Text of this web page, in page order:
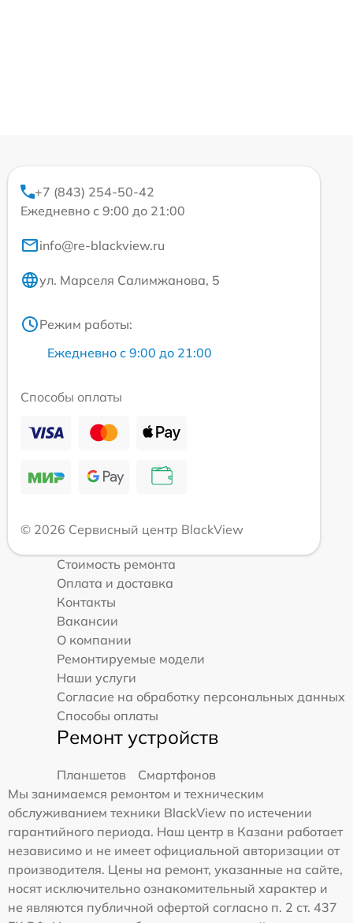
+7 (843) 254-50-42
Ежедневно с 9:00 до 21:00
info@re-blackview.ru
ул. Марселя Салимжанова, 5
Режим работы:
Ежедневно с 9:00 до 21:00
Способы оплаты
© 2026 Сервисный центр BlackView
Стоимость ремонта
Оплата и доставка
Контакты
Вакансии
О компании
Ремонтируемые модели
Наши услуги
Согласие на обработку персональных данных
Способы оплаты
Ремонт устройств
Планшетов
Смартфонов
Мы занимаемся ремонтом и техническим
обслуживанием техники BlackView по истечении
гарантийного периода. Наш центр в Казани работает
независимо и не имеет официальной авторизации от
производителя. Цены на ремонт, указанные на сайте,
носят исключительно ознакомительный характер и
не являются публичной офертой согласно п. 2 ст. 437